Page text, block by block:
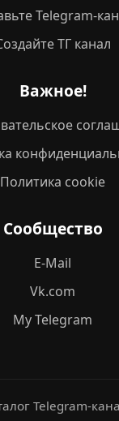
Telegram-
ТГ канал
Важное!
Политика cookie
Сообщество
E-Mail
Vk.com
My Telegram
Telegram-